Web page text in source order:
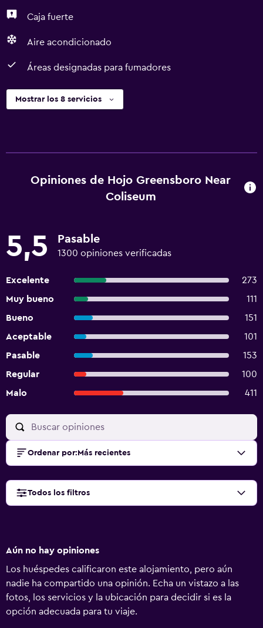
Caja fuerte
Aire acondicionado
Áreas designadas para fumadores
Mostrar los 8 servicios
Opiniones de Hojo Greensboro Near
Coliseum
5,5 Pasable
1300 opiniones verificadas
Excelente
273
Muy bueno
111
Bueno
151
Aceptable
101
Pasable
153
Regular
100
Malo
411
Ordenar por: Más recientes
Todos los filtros
Aún no hay opiniones
Los huéspedes calificaron este alojamiento, pero aún
nadie ha compartido una opinión. Echa un vistazo a las
fotos, los servicios y la ubicación para decidir si es la
opción adecuada para tu viaje.